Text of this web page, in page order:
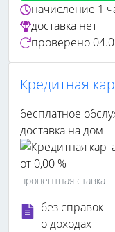
начисление 1
доставка нет
проверено
Кредитная
бесплатное
доставка на дом
от 0,00 %
процентная ставка
без справок
о доходах